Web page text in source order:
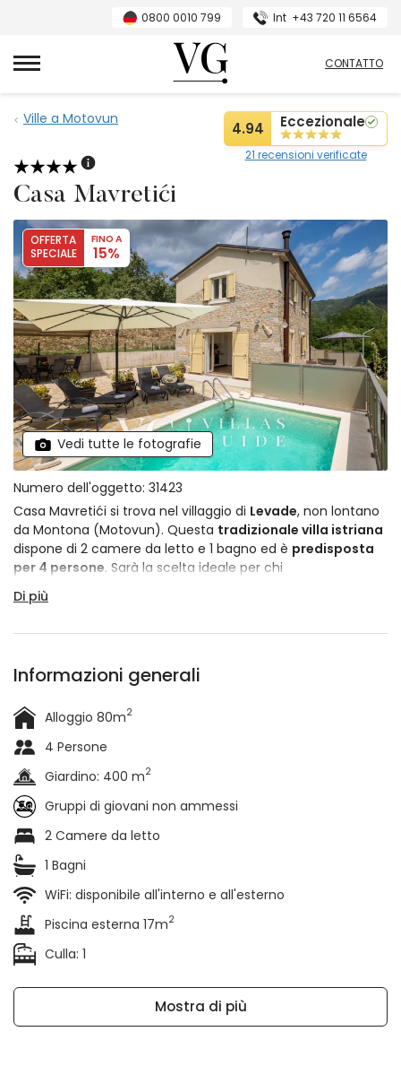
0800 0010 799 Int +43 720 11 6564
Villas Guide
CONTATTO
Ville a Motovun
4.94 Eccezionale
21 recensioni verificate
Casa Mavretići
OFFERTA
SPECIALE
FINO A
15%
Vedi tutte le fotografie
Numero dell'oggetto: 31423
Casa Mavretići si trova nel villaggio di Levade, non lontano
da Montona (Motovun). Questa tradizionale villa istriana
dispone di 2 camere da letto e 1 bagno ed è predisposta
per 4 persone. Sarà la scelta ideale per chi
vuole trascorrere le vacanze nella natura, lontano dal
trambusto della città.
Di più
Informazioni generali
Alloggio 80m2
4 Persone
Giardino: 400 m2
Gruppi di giovani non ammessi
2 Camere da letto
1 Bagni
WiFi: disponibile all'interno e all'esterno
Piscina esterna 17m2
Culla: 1
Mostra di più